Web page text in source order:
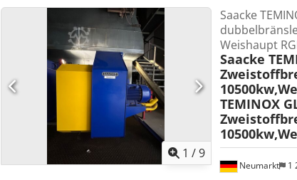
1 /9
Neumarkt 1
Saacke
Weishaupt
Saacke
TEMINOX